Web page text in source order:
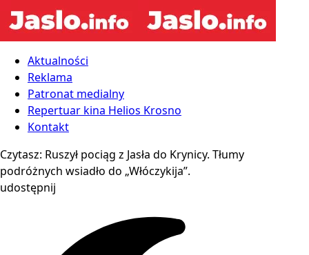
Aktualności
Reklama
Patronat medialny
Repertuar kina Helios Krosno
Kontakt
Czytasz: Ruszył pociąg z Jasła do Krynicy. Tłumy
podróżnych wsiadło do „Włóczykija”.
udostępnij